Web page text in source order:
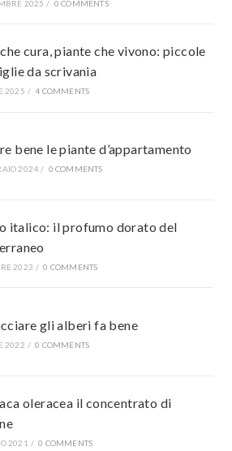
2025 / 0 COMMENTS
cura, piante che vivono: piccole
da scrivania
2025 / 4 COMMENTS
bene le piante d’appartamento
2024 / 0 COMMENTS
italico: il profumo dorato del
2023 / 0 COMMENTS
gli alberi fa bene
2022 / 0 COMMENTS
oleracea il concentrato di
2021 / 0 COMMENTS